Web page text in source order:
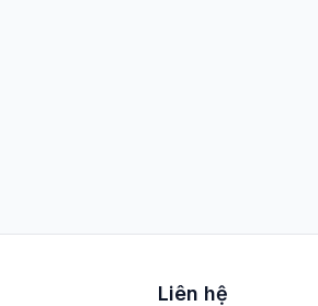
Liên hệ